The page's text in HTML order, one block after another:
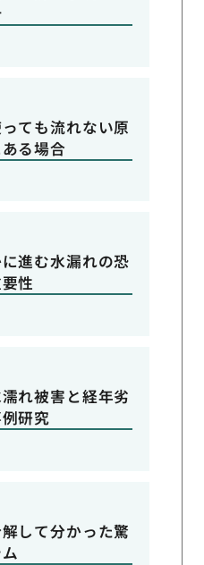
ても流れない原
る場合
進む水漏れの恐
性
れ被害と経年劣
研究
して分かった驚